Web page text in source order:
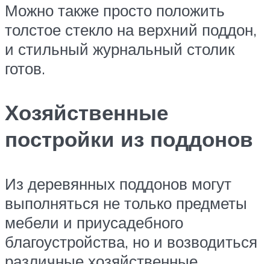
Можно также просто положить
толстое стекло на верхний поддон,
и стильный журнальный столик
готов.
Хозяйственные
постройки из поддонов
Из деревянных поддонов могут
выполняться не только предметы
мебели и приусадебного
благоустройства, но и возводиться